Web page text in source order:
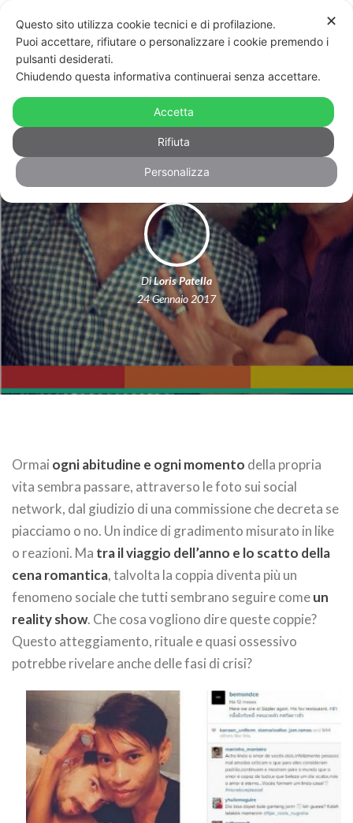
Troppe foto di coppia sui social?
Potrebbero nascondere un problema
DiLoris Patella
24 Gennaio 2017
Ormai ogni abitudine e ogni momento della propria
vita sembra passare, attraverso le foto sui social
network, dal giudizio di una commissione che decreta se
piacciamo o no. Un indice di gradimento misurato in like
o reazioni. Ma tra il viaggio dell’anno e lo scatto della
cena romantica, talvolta la coppia diventa più un
fenomeno sociale che tutti sembrano seguire comeun
reality show. Che cosa vogliono dire queste coppie?
Questo atteggiamento, rituale e quasi ossessivo
potrebbe rivelare anche delle fasi di crisi?
✕
Questo sito utilizza cookie tecnici e di profilazione.
Puoi accettare, rifiutare o personalizzare i cookie premendo i
pulsanti desiderati.
Chiudendo questa informativa continuerai senza accettare.
Accetta
Rifiuta
Personalizza